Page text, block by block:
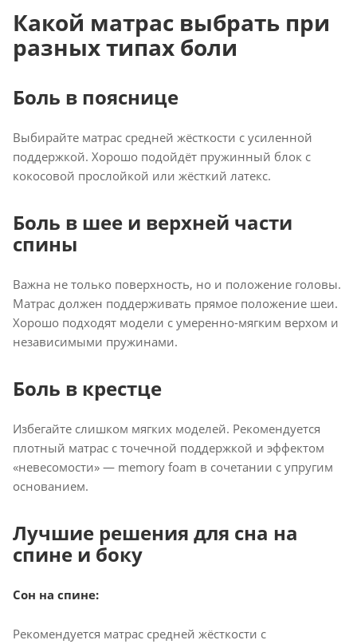
Какой матрас выбрать при
разных типах боли
Боль в пояснице
Выбирайте матрас средней жёсткости с усиленной
поддержкой. Хорошо подойдёт пружинный блок с
кокосовой прослойкой или жёсткий латекс.
Боль в шее и верхней части
спины
Важна не только поверхность, но и положение головы.
Матрас должен поддерживать прямое положение шеи.
Хорошо подходят модели с умеренно-мягким верхом и
независимыми пружинами.
Боль в крестце
Избегайте слишком мягких моделей. Рекомендуется
плотный матрас с точечной поддержкой и эффектом
«невесомости» — memory foam в сочетании с упругим
основанием.
Лучшие решения для сна на
спине и боку
Сон на спине:
Рекомендуется матрас средней жёсткости с